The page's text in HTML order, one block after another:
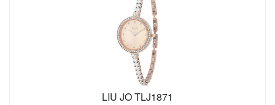
LIU JO TLJ1871